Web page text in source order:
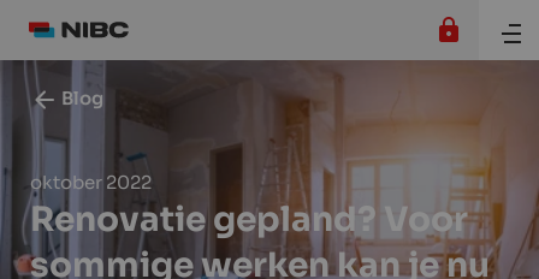
Blog
oktober 2022
Renovatie gepland? Voor
sommige werken kan je nu